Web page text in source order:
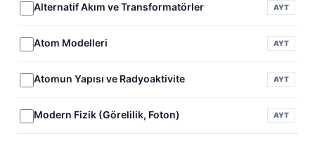
Alternatif Akım ve Transformatörler AYT
Atom Modelleri AYT
Atomun Yapısı ve Radyoaktivite AYT
Modern Fizik (Görelilik, Foton) AYT